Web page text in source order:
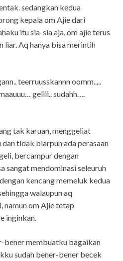
sedangkan kedua
kepala om Ajie dari
itu sia-sia aja, om ajie terus
liar. Aq hanya bisa merintih
teerruusskannn oomm..,..
geliii.. sudahh….
tak karuan, menggeliat
tidak biarpun ada perasaan
bercampur dengan
sangat mendominasi seleuruh
kencang memeluk kedua
walaupun aq
namun om Ajie tetap
inginkan.
bener membuatku bagaikan
sudah bener-bener becek